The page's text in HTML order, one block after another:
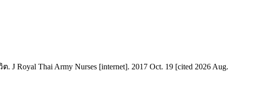
Thai Army Nurses [internet]. 2017 Oct. 19 [cited 2026 Aug.